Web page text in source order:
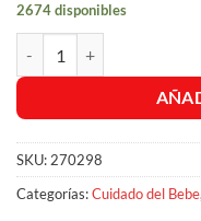
2674 disponibles
SKU: 270298
Categorías:Cuidado del Bebe,